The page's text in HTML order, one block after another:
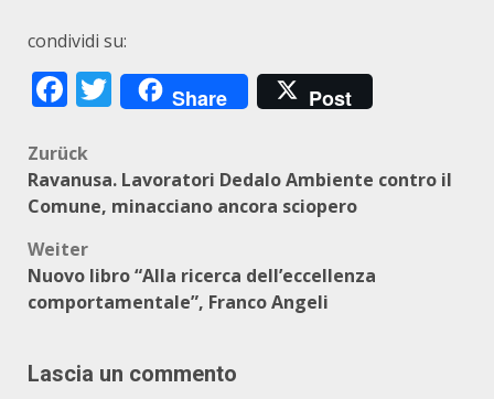
condividi su:
Facebook
Twitter
Share Post
Beitragsnavigation
Zurück
Ravanusa. Lavoratori Dedalo Ambiente contro il
Comune, minacciano ancora sciopero
Weiter
Nuovo libro “Alla ricerca dell’eccellenza
comportamentale”, Franco Angeli
Lascia un commento